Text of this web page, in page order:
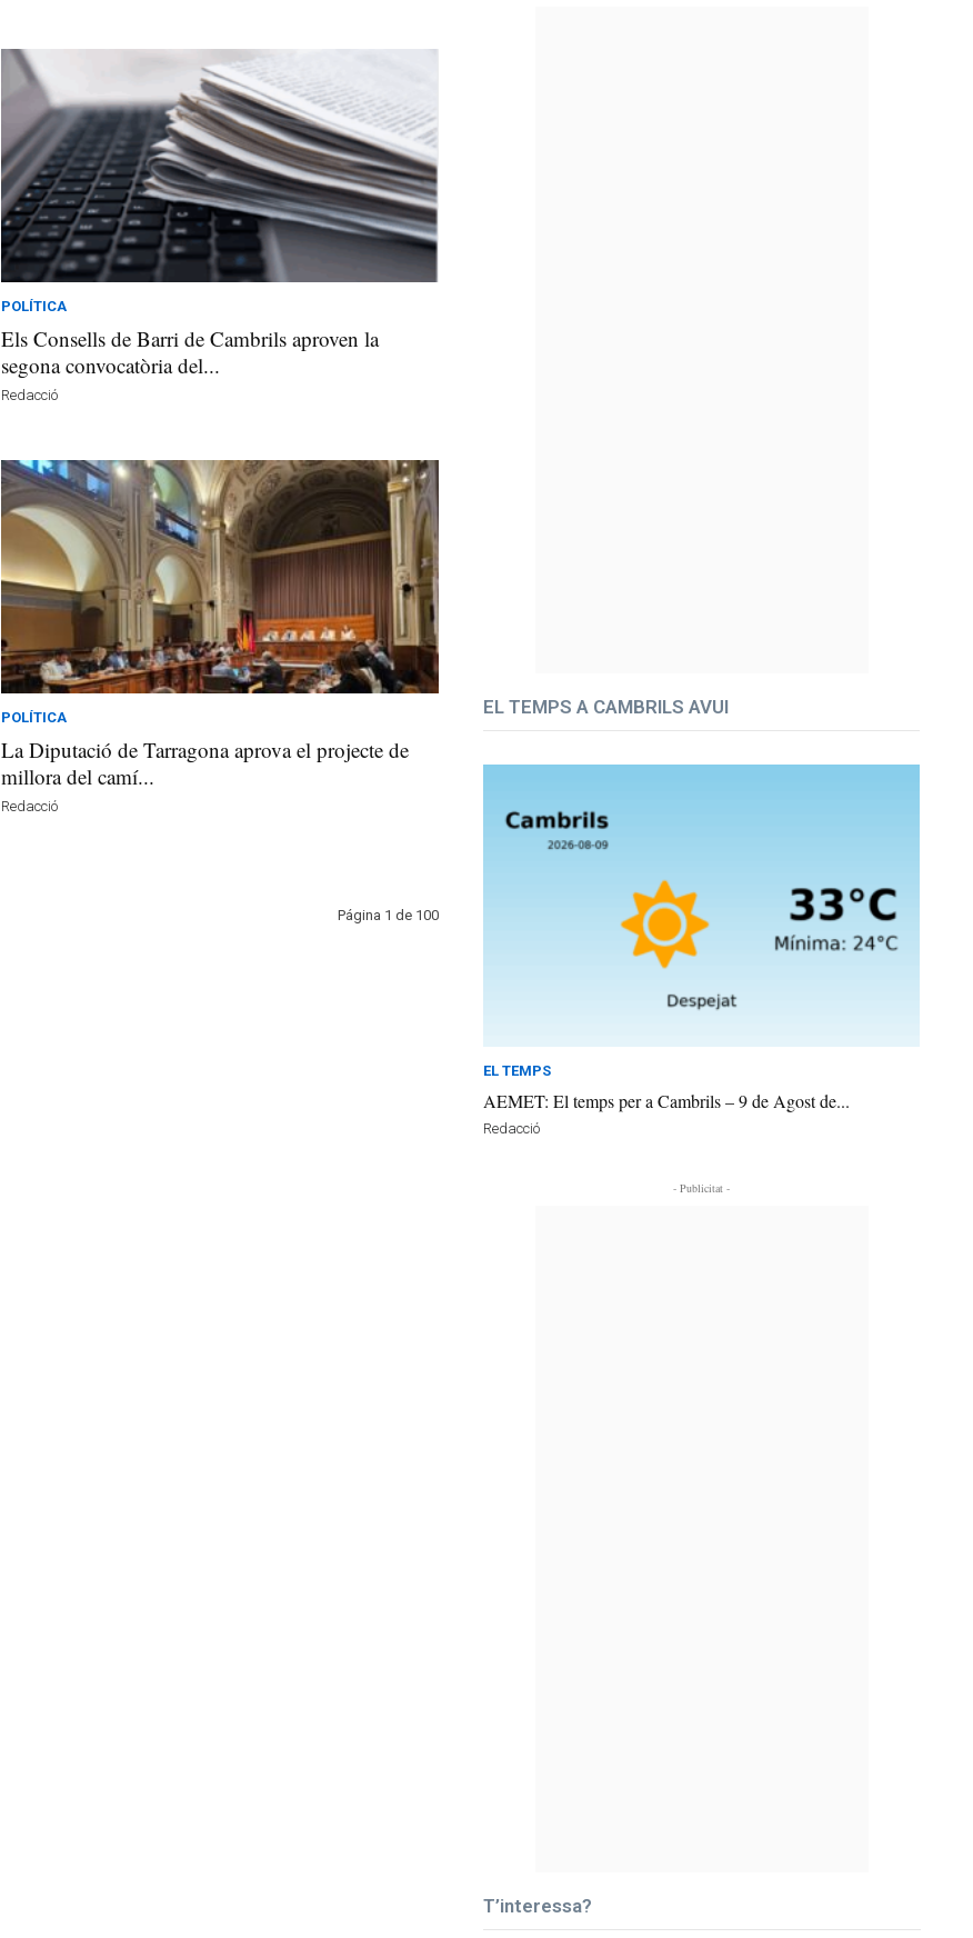
POLÍTICA
Els Consells de Barri de Cambrils aproven la
segona convocatòria del...
Redacció
POLÍTICA
La Diputació de Tarragona aprova el projecte de
millora del camí...
Redacció
Página 1 de 100
EL TEMPS A CAMBRILS AVUI
EL TEMPS
AEMET: El temps per a Cambrils – 9 de Agost de...
Redacció
- Publicitat -
T’interessa?